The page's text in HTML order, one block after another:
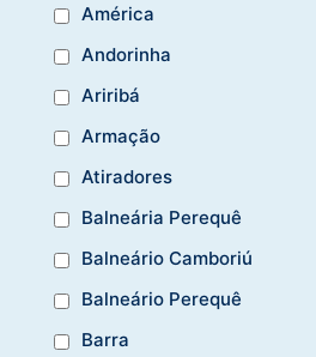
América
Andorinha
Ariribá
Armação
Atiradores
Balneária Perequê
Balneário Camboriú
Balneário Perequê
Barra